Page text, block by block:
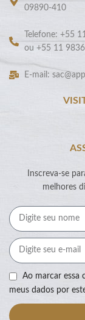
09890-410
Telefone: +55
ou +55 11
E-mail:
Inscreva-se
melhores
Ao marcar essa
meus dados por